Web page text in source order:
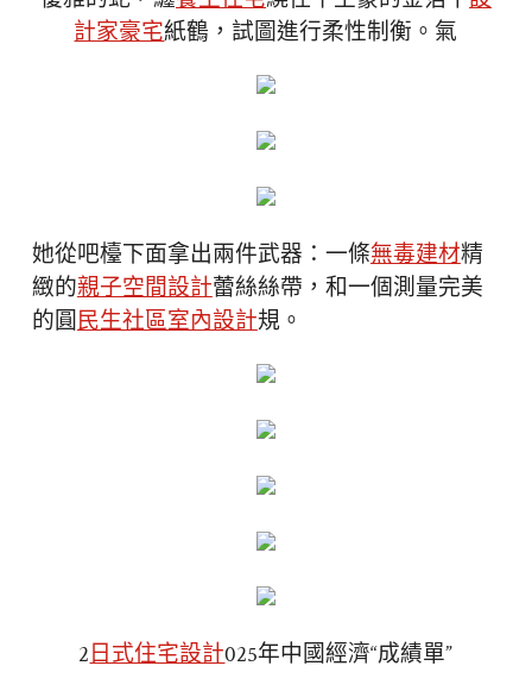
計家豪宅紙鶴，試圖進行柔性制衡。氣
她從吧檯下面拿出兩件武器：一條無毒建材精
緻的親子空間設計蕾絲絲帶，和一個測量完美
的圓民生社區室內設計規。
2日式住宅設計025年中國經濟“成績單”